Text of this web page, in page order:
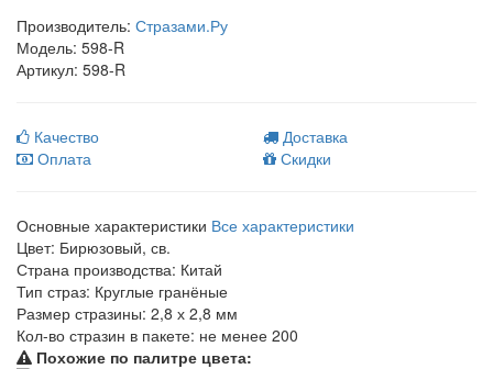
Производитель: Стразами.Ру
Модель: 598-R
Артикул: 598-R
Качество
Доставка
Оплата
Скидки
Основные характеристики Все характеристики
Цвет: Бирюзовый, св.
Страна производства: Китай
Тип страз: Круглые гранёные
Размер стразины: 2,8 х 2,8 мм
Кол-во стразин в пакете: не менее 200
Похожие по палитре цвета: